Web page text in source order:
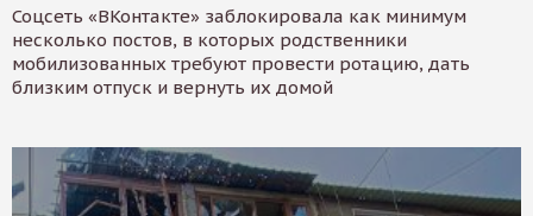
Соцсеть «ВКонтакте» заблокировала как минимум
несколько постов, в которых родственники
мобилизованных требуют провести ротацию, дать
близким отпуск и вернуть их домой